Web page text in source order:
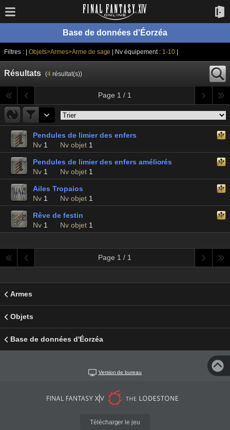
Base de données d'Éorzéa
Filtres : | Objets>Armes>Arme de sage | Nv équipement : 1-10
Résultats (4résultat(s))
Page 1 / 1
Pendules de limier des enfers
Nv 1 Nv objet 1
Pendules de limier des enfers améliorés
Nv 1 Nv objet 1
Ailes Tropaios
Nv 1 Nv objet 1
Rêve de festin
Nv 1 Nv objet 1
Page 1 / 1
Armes
Objets
Base de données d'Éorzéa
Version de bureau
Télécharger le jeu